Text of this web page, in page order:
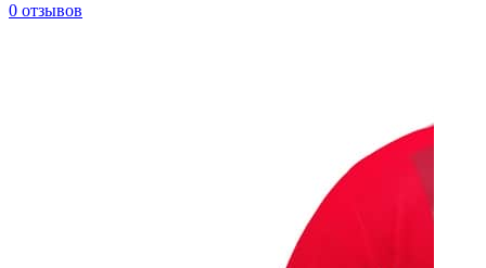
0 отзывов